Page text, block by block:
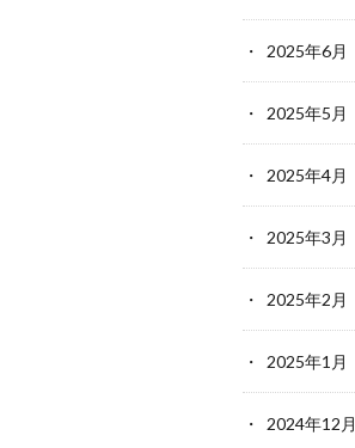
2025年6月
2025年5月
2025年4月
2025年3月
2025年2月
2025年1月
2024年12月